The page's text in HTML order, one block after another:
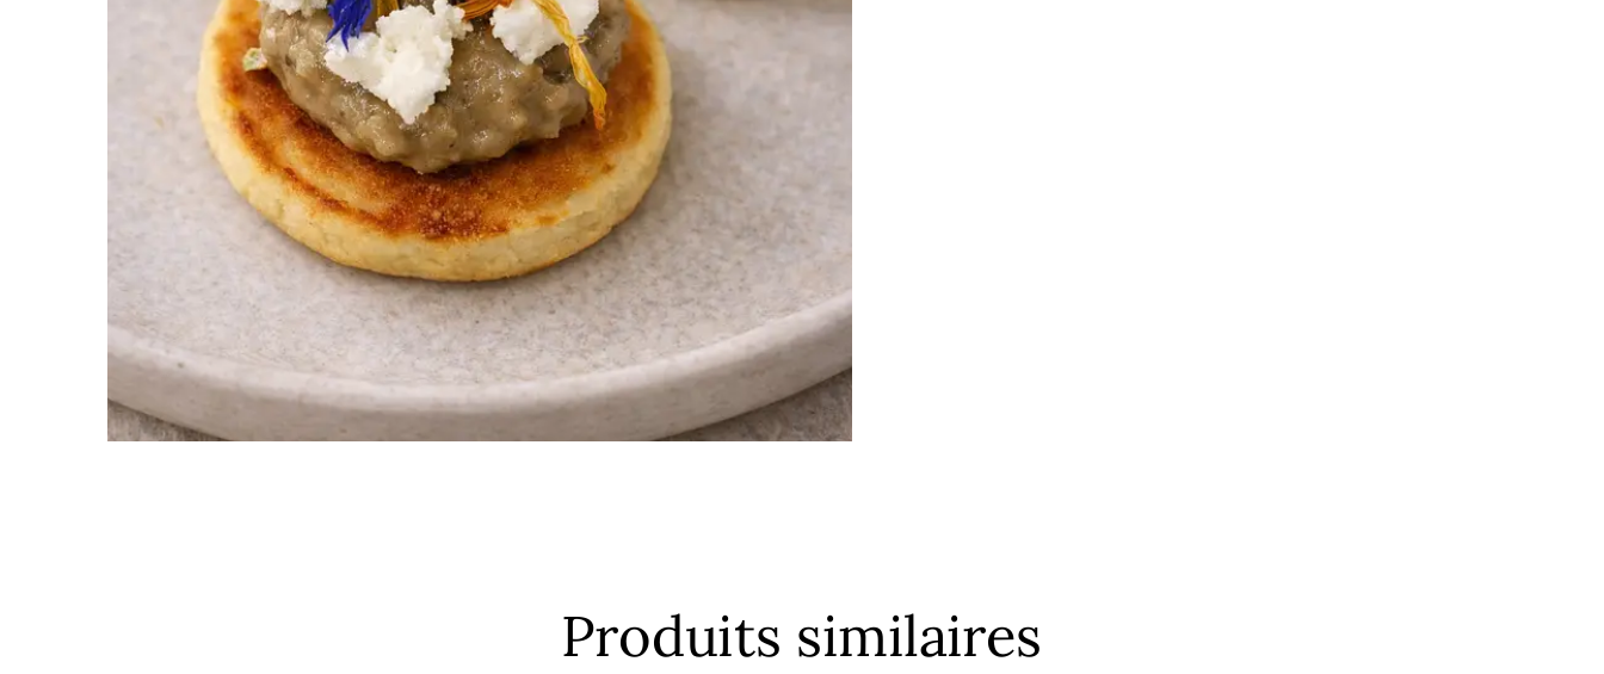
Produits similaires